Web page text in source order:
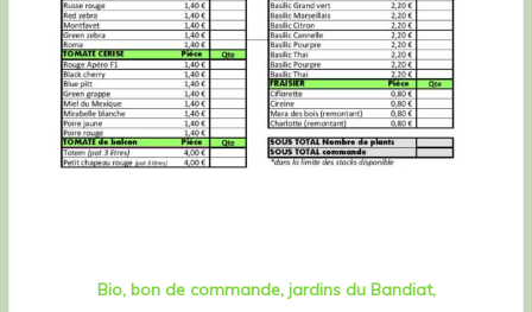
Bio bon de commande jardins du Bandiat